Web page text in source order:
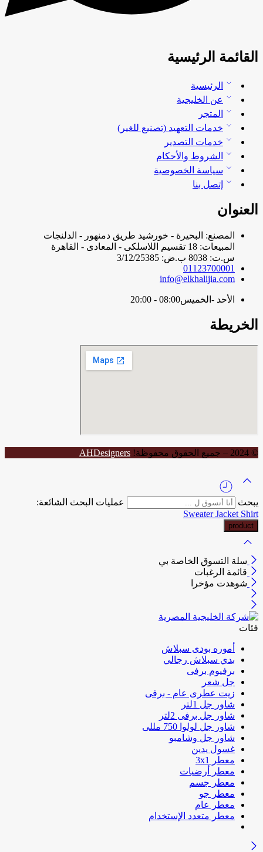
القائمة الرئيسية
الرئيسية
عن الخليجية
المتجر
خدمات التعهيد (تصنيع للغير)
خدمات التصدير
الشروط والأحكام
سياسة الخصوصية
إتصل بنا
العنوان
المصنع: البحيرة - خورشيد طريق دمنهور - الدلنجات
المبيعات: 18 تقسيم اللاسلكى - المعادى - القاهرة
س.ت: 8038 ب.ض: 3/12/25385
01123700001
info@elkhalijia.com
الأحد -الخميس08:00 - 20:00
الخريطة
© 2024 – جميع الحقوق محفوظة! AHDesigners
يبحث
عمليات البحث الشائعة:
SweaterJacket Shirt
سلة التسوق الخاصة بي
قائمة الرغبات
شوهدت مؤخرا
فئات
أموره بودى سبلاش
بدي سبلاش رجالي
برفيوم برفى
جل شعر
زيت عطرى عام - برفى
شاور جل 1لتر
شاور جل برفى 2لتر
شاور جل لولوا 750 مللى
شاور جل وشامبو
غسول يدين
معطر 3x1
معطر أرضيات
معطر جسم
معطر جو
معطر عام
معطر متعدد الإستخدام